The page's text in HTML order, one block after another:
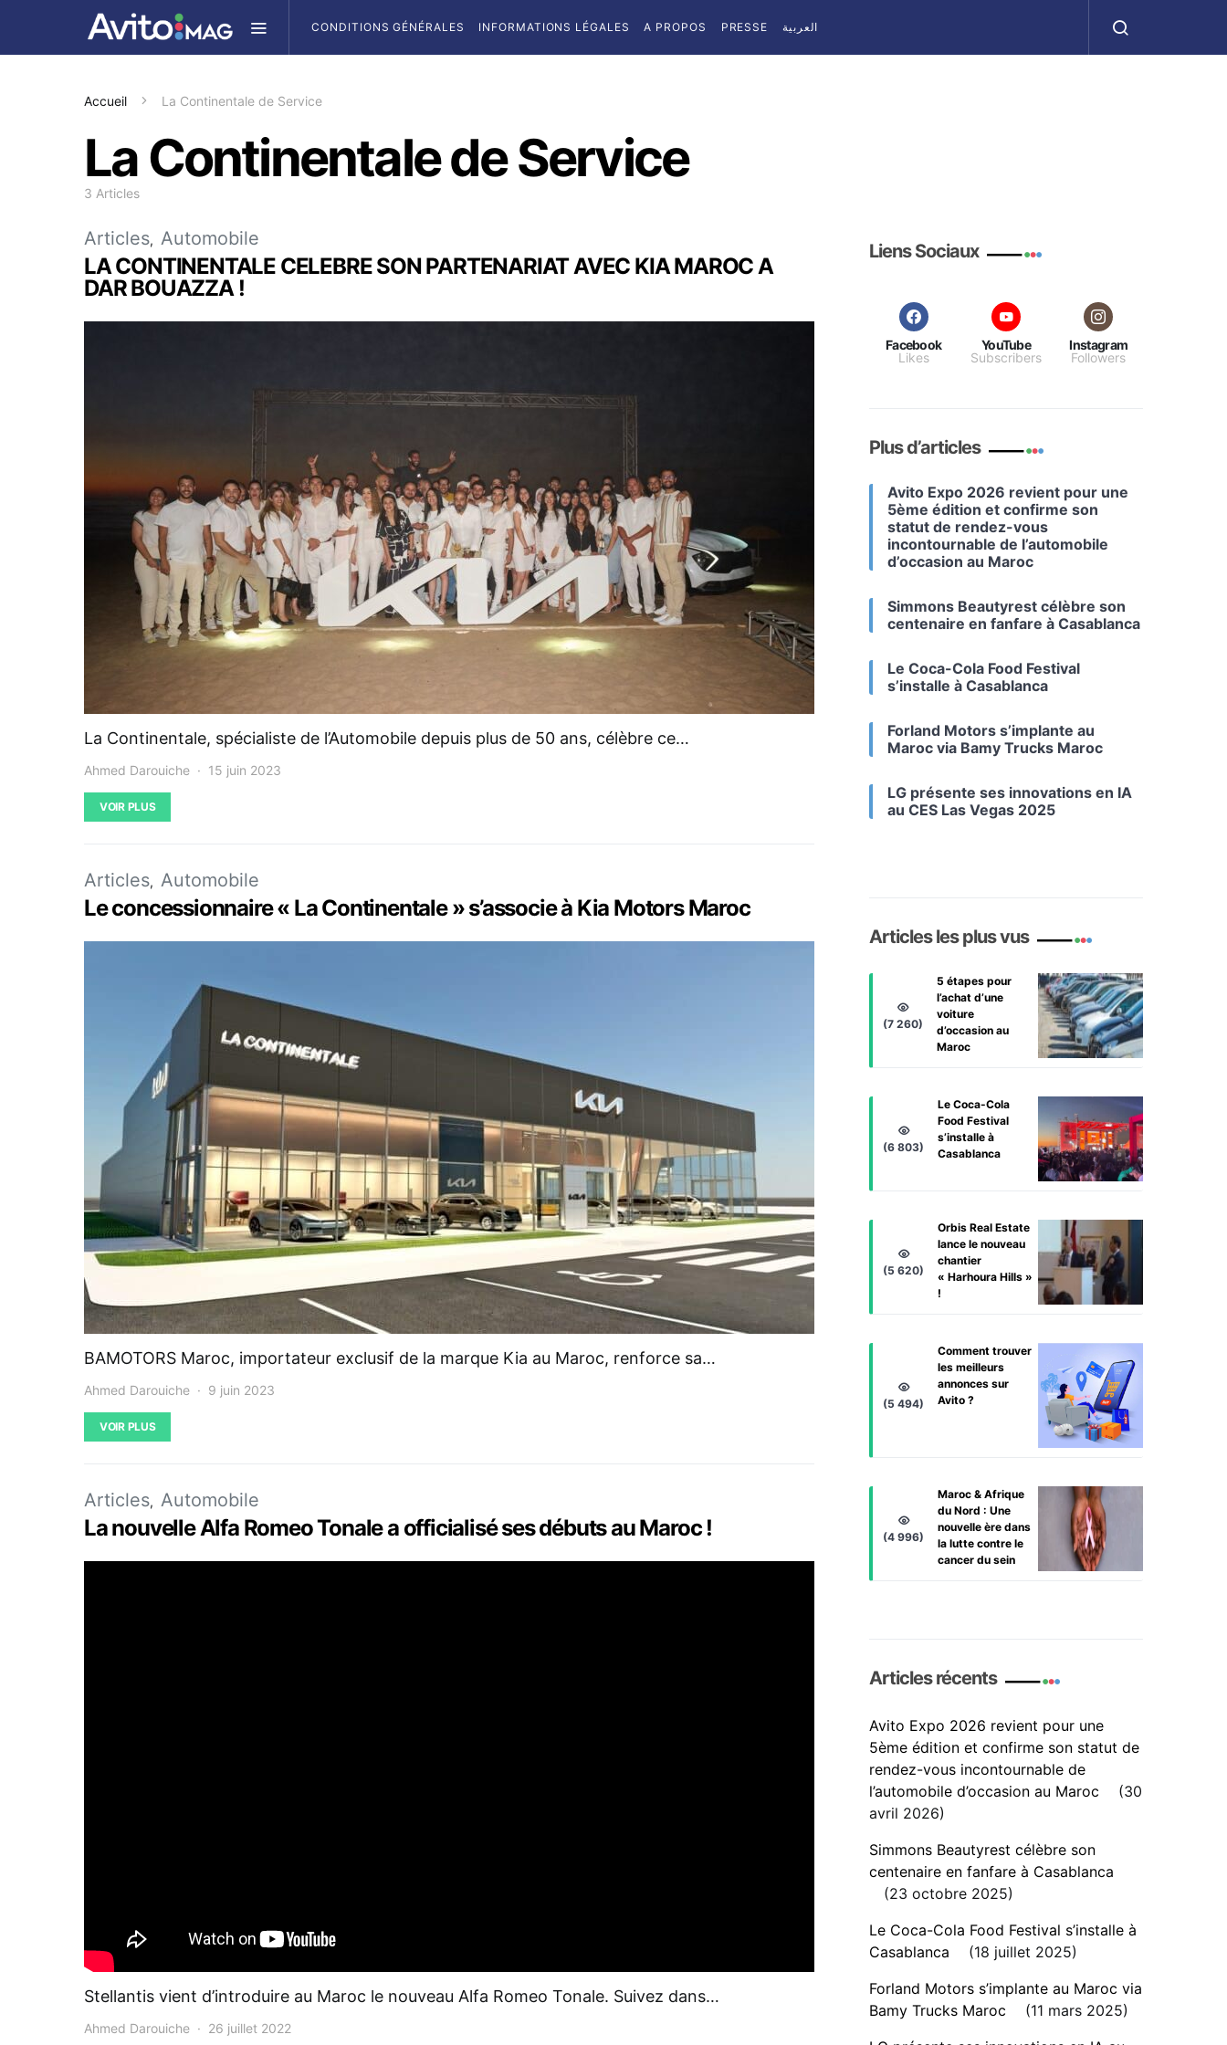
CONDITIONS GÉNÉRALES INFORMATIONS LÉGALES A PROPOS PRESSE العربية
Accueil La Continentale de Service
La Continentale de Service
3 Articles
Articles Automobile
LA CONTINENTALE CELEBRE SON PARTENARIAT AVEC KIA MAROC A
DAR BOUAZZA !
La Continentale, spécialiste de l’Automobile depuis plus de 50 ans, célèbre ce…
Ahmed Darouiche 15 juin 2023
VOIR PLUS
Articles Automobile
Le concessionnaire « La Continentale » s’associe à Kia Motors Maroc
BAMOTORS Maroc, importateur exclusif de la marque Kia au Maroc, renforce sa…
Ahmed Darouiche 9 juin 2023
VOIR PLUS
Articles Automobile
La nouvelle Alfa Romeo Tonale a officialisé ses débuts au Maroc !
Stellantis vient d’introduire au Maroc le nouveau Alfa Romeo Tonale. Suivez dans…
Ahmed Darouiche 26 juillet 2022
Liens Sociaux
Facebook
Likes
YouTube
Subscribers
Instagram
Followers
Plus d’articles
Avito Expo 2026 revient pour une
5ème édition et confirme son
statut de rendez-vous
incontournable de l’automobile
d’occasion au Maroc
Simmons Beautyrest célèbre son
centenaire en fanfare à Casablanca
Le Coca-Cola Food Festival
s’installe à Casablanca
Forland Motors s’implante au
Maroc via Bamy Trucks Maroc
LG présente ses innovations en IA
au CES Las Vegas 2025
Articles les plus vus
5 étapes pour
l’achat d’une
voiture
d’occasion au
Maroc
(7 260)
Le Coca-Cola
Food Festival
s’installe à
Casablanca
(6 803)
Orbis Real Estate
lance le nouveau
chantier
« Harhoura Hills »
!
(5 620)
Comment trouver
les meilleurs
annonces sur
Avito ?
(5 494)
Maroc & Afrique
du Nord : Une
nouvelle ère dans
la lutte contre le
cancer du sein
(4 996)
Articles récents
Avito Expo 2026 revient pour une
5ème édition et confirme son statut de
rendez-vous incontournable de
l’automobile d’occasion au Maroc
30
avril 2026
Simmons Beautyrest célèbre son
centenaire en fanfare à Casablanca
23 octobre 2025
Le Coca-Cola Food Festival s’installe à
Casablanca
18 juillet 2025
Forland Motors s’implante au Maroc via
Bamy Trucks Maroc
11 mars 2025